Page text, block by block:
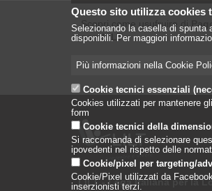
Scopri come usufruire di
con LILT
LILT - Lega Italiana per la
Questo sito utilizza cookies
Selezionando la casella di spunta
disponibili. Per maggiori
Più informazioni nella Cookie
Cookie tecnici essenziali
Cookies utilizzati per mantenere
form
Cookie tecnici della
Si raccomanda di selezionare
ipovedenti nel rispetto delle
Cookie/pixel per targeting/
Cookie/Pixel utilizzati da
inserzionisti terzi.